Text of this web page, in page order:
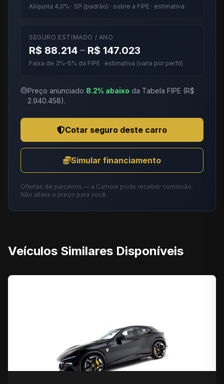
Alíquota 4,0% · SP (padrão) · sobre a FIPE · estimativa
SEGURO ESTIMADO / ANO
R$ 88.214 – R$ 147.023
Faixa de 3%–5% da FIPE · estimativa (varia por perfil)
Preço anunciado 8.2% abaixo da Tabela FIPE (R$
2.940.458).
Cotar seguro deste carro
Simular financiamento
Ofertas de parceiros — a Carnow pode receber comissão.
Não altera o preço para você.
Veículos Similares Disponíveis